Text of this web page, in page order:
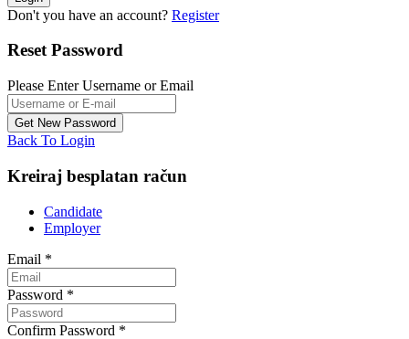
Don't you have an account? Register
Reset Password
Please Enter Username or Email
Back To Login
Kreiraj besplatan račun
Candidate
Employer
Email *
Password *
Confirm Password *